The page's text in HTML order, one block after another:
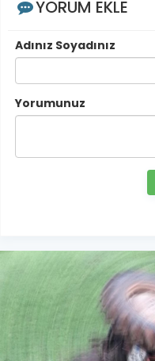
YORUM EKLE
Adınız Soyadınız
Yorumunuz